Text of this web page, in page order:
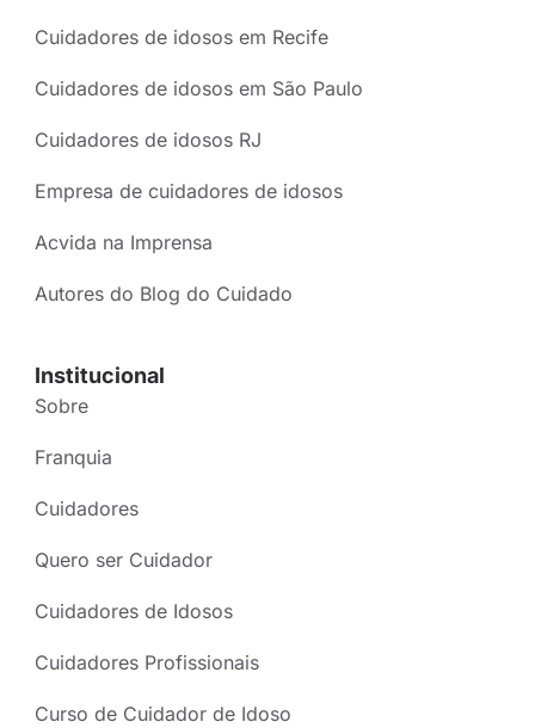
Cuidadores de idosos em Recife
Cuidadores de idosos em São Paulo
Cuidadores de idosos RJ
Empresa de cuidadores de idosos
Acvida na Imprensa
Autores do Blog do Cuidado
Institucional
Sobre
Franquia
Cuidadores
Quero ser Cuidador
Cuidadores de Idosos
Cuidadores Profissionais
Curso de Cuidador de Idoso